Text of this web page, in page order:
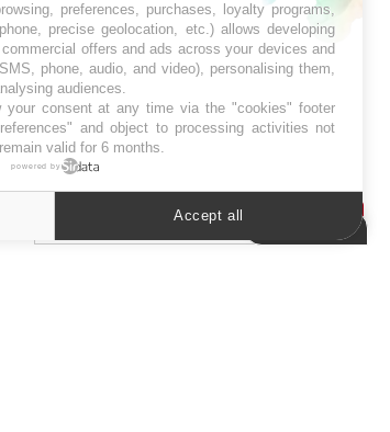
La sieste empêche-t-elle de dormir
la nuit ?
Douleurs de l’avant-pied :
des métatarsalgies à 90 %
liées à problème d’appui
Mauvaise haleine : il faut
améliorer l’hygiène
preferences, purchases, loyalty programs,
precise geolocation, etc.) allows developing
offers and ads across your devices and
phone, audio, and video), personalising them,
audiences.
your consent at any time via the "cookies" footer
and object to processing activities not
valid for 6 months.
powered by
Accept all